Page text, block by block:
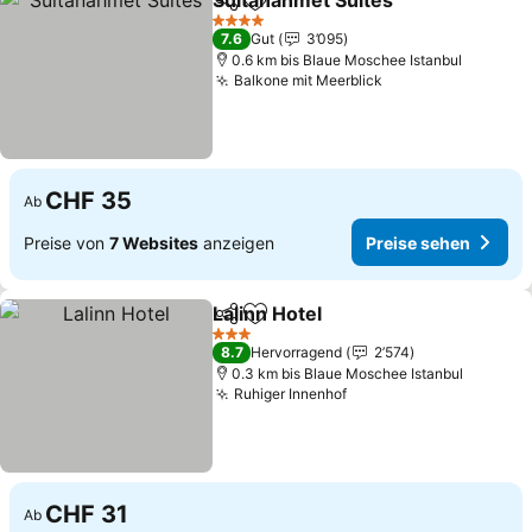
TeilenZu Favoriten hinzufügen
4 Sterne
7.6 Gut
3’095
0.6 km bis Blaue Moschee Istanbul
Balkone mit Meerblick
Ab CHF 35
Preise von 7 Websites anzeigen Preise sehen
TeilenZu Favoriten hinzufügen
Lalinn Hotel
3 Sterne
8.7 Hervorragend
2’574
0.3 km bis Blaue Moschee Istanbul
Ruhiger Innenhof
Ab CHF 31